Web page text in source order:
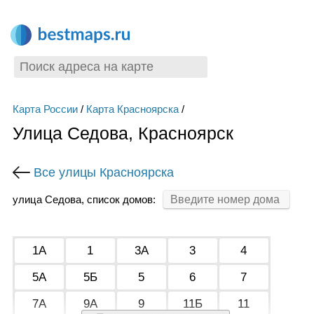
Карта России/ Карта Красноярска/
Улица Седова, Красноярск
Все улицы Красноярска
улица Седова, список домов:
1А 1 3А 3
4
5А
5Б 5 6
7
7А
9А 9 11Б
11